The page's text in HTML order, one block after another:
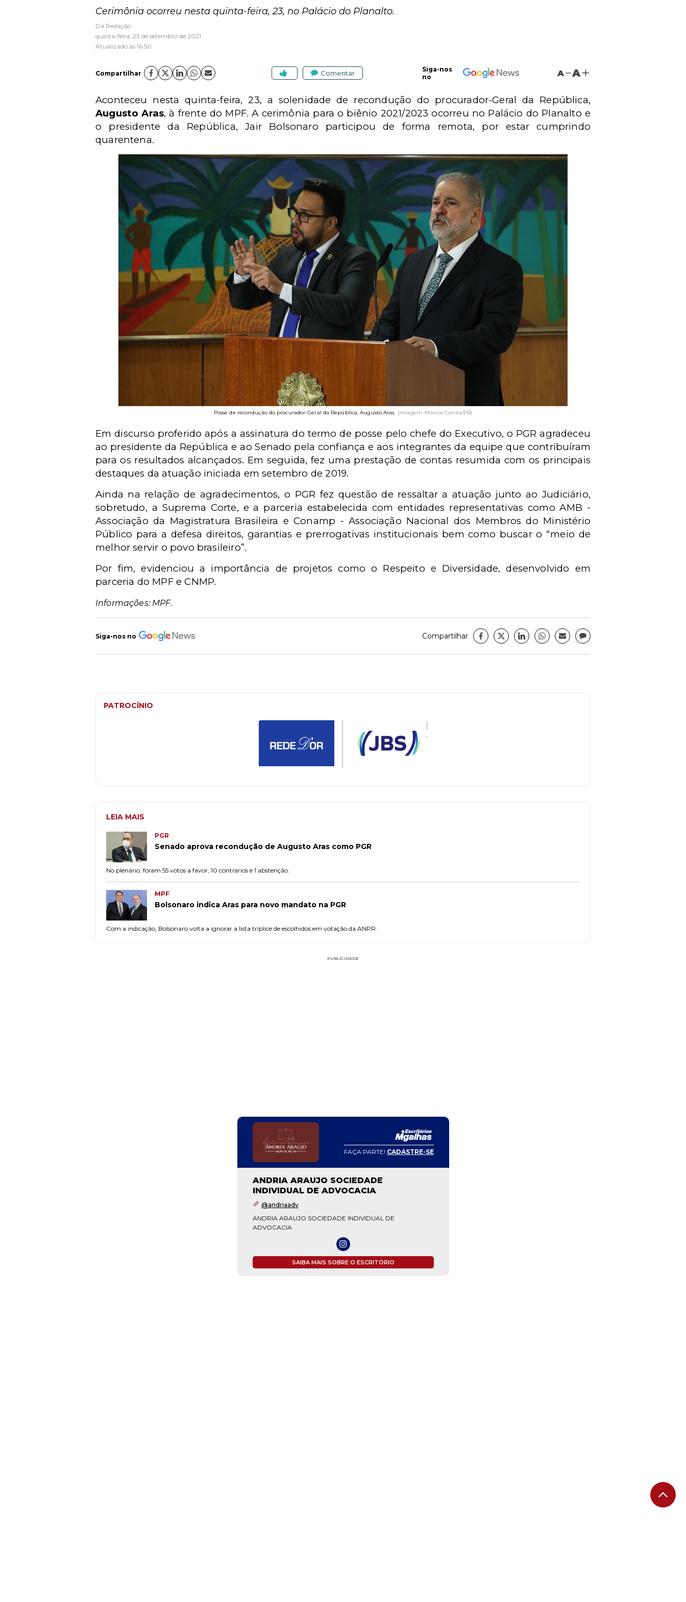
Cerimônia ocorreu nesta quinta-feira, 23, no Palácio do Planalto.
Da Redação
quinta-feira, 23 de setembro de 2021
Atualizado às 16:50
Compartilhar Comentar
Siga-nos
no
A A
Aconteceu nesta quinta-feira, 23, a solenidade de recondução do procurador-Geral da República,
Augusto Aras, à frente do MPF. A cerimônia para o biênio 2021/2023 ocorreu no Palácio do Planalto e
o presidente da República, Jair Bolsonaro participou de forma remota, por estar cumprindo
quarentena.
Posse de recondução do procurador-Geral da República, Augusto Aras. (Imagem: Marcos Corrêa/PR)
Em discurso proferido após a assinatura do termo de posse pelo chefe do Executivo, o PGR agradeceu
ao presidente da República e ao Senado pela confiança e aos integrantes da equipe que contribuíram
para os resultados alcançados. Em seguida, fez uma prestação de contas resumida com os principais
destaques da atuação iniciada em setembro de 2019.
Ainda na relação de agradecimentos, o PGR fez questão de ressaltar a atuação junto ao Judiciário,
sobretudo, a Suprema Corte, e a parceria estabelecida com entidades representativas como AMB -
Associação da Magistratura Brasileira e Conamp - Associação Nacional dos Membros do Ministério
Público para a defesa direitos, garantias e prerrogativas institucionais bem como buscar o “meio de
melhor servir o povo brasileiro”.
Por fim, evidenciou a importância de projetos como o Respeito e Diversidade, desenvolvido em
parceria do MPF e CNMP.
Informações: MPF.
Siga-nos no Compartilhar
PATROCÍNIO
LEIA MAIS
PGR
Senado aprova recondução de Augusto Aras como PGR
No plenário, foram 55 votos a favor, 10 contrários e 1 abstenção.
MPF
Bolsonaro indica Aras para novo mandato na PGR
Com a indicação, Bolsonaro volta a ignorar a lista tríplice de escolhidos em votação da ANPR.
PUBLICIDADE
FAÇA PARTE! CADASTRE-SE
ANDRIA ARAUJO SOCIEDADE
INDIVIDUAL DE ADVOCACIA
@andriaadv
ANDRIA ARAUJO SOCIEDADE INDIVIDUAL DE
ADVOCACIA
SAIBA MAIS SOBRE O ESCRITÓRIO